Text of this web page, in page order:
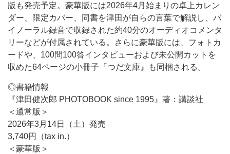
版も発売予定。豪華版には2026年4月始まりの卓上カレン
ダー、限定カバー、同書を津田が自らの言葉で解説し、バ
イノーラル録音で収録された約40分のオーディオコメンタ
リーなどが付属されている。さらに豪華版には、フォトカ
ードや、100問100答インタビューおよび未公開カットを
収めた64ページの小冊子『つだ文庫』も同梱される。
◎書籍情報
『津田健次郎 PHOTOBOOK since 1995』著：講談社
＜通常版＞
2026年3月14日（土）発売
3,740円（tax in.）
＜豪華版＞